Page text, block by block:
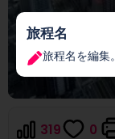
旅程名
旅程名を編集。
319 0